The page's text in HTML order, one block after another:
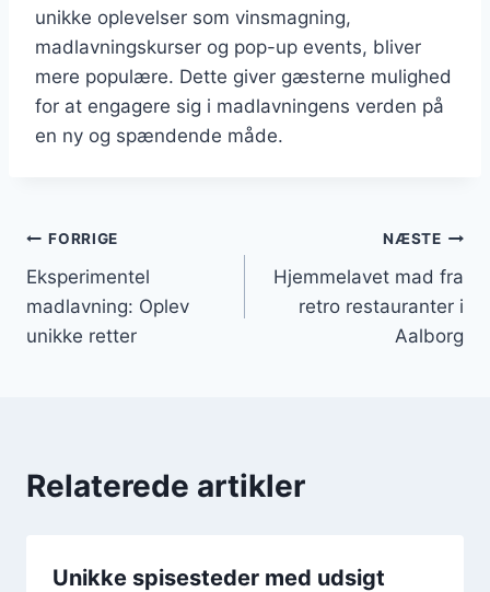
unikke oplevelser som vinsmagning,
madlavningskurser og pop-up events, bliver
mere populære. Dette giver gæsterne mulighed
for at engagere sig i madlavningens verden på
en ny og spændende måde.
Indlægsnavigation
FORRIGE
Eksperimentel
madlavning: Oplev
unikke retter
NÆSTE
Hjemmelavet mad fra
retro restauranter i
Aalborg
Relaterede artikler
Unikke spisesteder med udsigt